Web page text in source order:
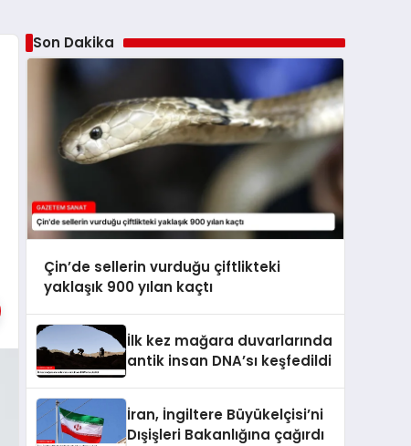
Son Dakika
Çin’de sellerin vurduğu çiftlikteki
yaklaşık 900 yılan kaçtı
İlk kez mağara duvarlarında
antik insan DNA’sı keşfedildi
İran, İngiltere Büyükelçisi’ni
Dışişleri Bakanlığına çağırdı